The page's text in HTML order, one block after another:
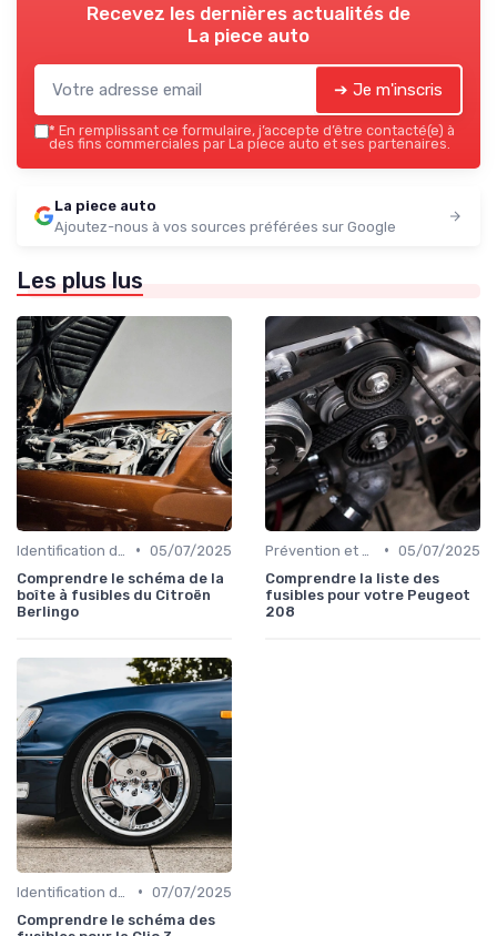
Recevez les dernières actualités de
La piece auto
➔ Je m'inscris
* En remplissant ce formulaire, j’accepte d’être contacté(e) à
des fins commerciales par La piece auto et ses partenaires.
La piece auto
Ajoutez-nous à vos sources préférées sur Google
Les plus lus
• 05/07/2025
Comprendre le schéma de la
boîte à fusibles du Citroën
Berlingo
• 05/07/2025
Comprendre la liste des
fusibles pour votre Peugeot
208
• 07/07/2025
Comprendre le schéma des